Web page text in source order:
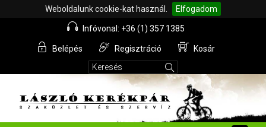
Weboldalunk cookie-kat használ. Elfogadom
Infóvonal: +36 (1) 357 1385
Belépés Regisztráció Kosár